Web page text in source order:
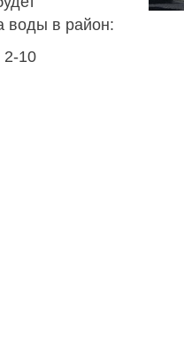
воды в район:
2-10